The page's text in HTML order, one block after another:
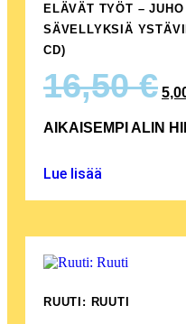
ELÄVÄT TYÖT –
SÄVELLYKSIÄ
CD)
16,50€
AIKAISEMPI ALIN
Lue lisää
RUUTI: RUUTI